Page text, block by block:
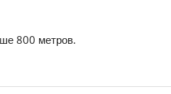
800 метров.